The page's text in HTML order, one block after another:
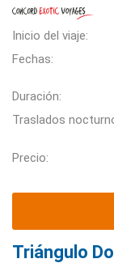
Inicio del viaje:
Fechas:
Duración:
Traslados
Precio:
Triángulo